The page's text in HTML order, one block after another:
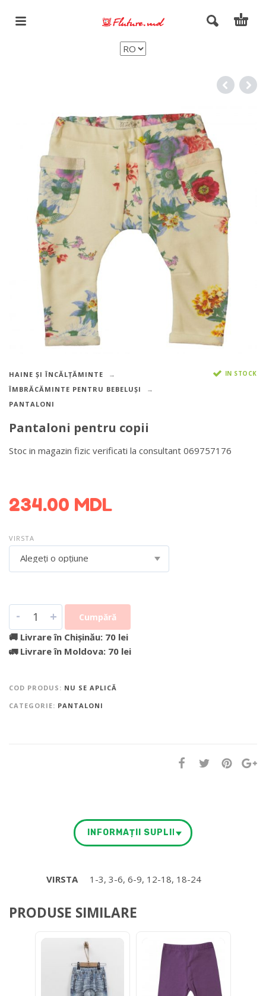
HAINE ȘI ÎNCĂLȚĂMINTE
ÎMBRĂCĂMINTE PENTRU BEBELUȘI
PANTALONI
IN STOCK
Pantaloni pentru copii
Stoc in magazin fizic verificati la consultant 069757176
234.00 MDL
VIRSTA
Alegeți o opțiune
- + Cumpără
🚚 Livrare în Chișinău: 70 lei
🚛 Livrare în Moldova: 70 lei
COD PRODUS: NU SE APLICĂ
CATEGORIE: PANTALONI
INFORMAȚII SUPLIMENTARE
VIRSTA 1-3, 3-6, 6-9, 12-18, 18-24
PRODUSE SIMILARE